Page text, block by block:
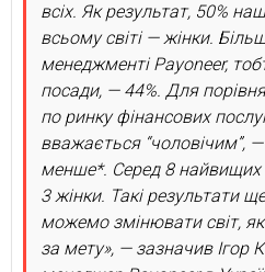
всіх. Як результат, 50%
всьому світі — жінки.
менеджменті Payoneer,
посади, — 44%. Для
по ринку фінансових
вважається “чоловічим”, —
менше*. Серед 8 найвищих
3 жінки. Такі результати
можемо змінювати світ,
за мету», — зазначив Ігор